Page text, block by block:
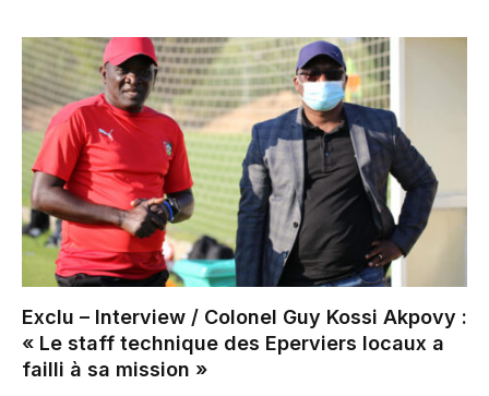
Exclu – Interview / Colonel Guy Kossi Akpovy :
« Le staff technique des Eperviers locaux a
failli à sa mission »